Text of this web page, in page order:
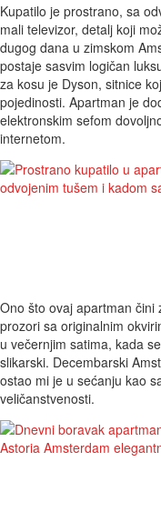
Kupatilo je prostrano, sa
mali televizor, detalj koji
dugog dana u zimskom
postaje sasvim logičan
za kosu je Dyson, sitnice
pojedinosti. Apartman je
elektronskim sefom
internetom.
Ono što ovaj apartman čini
prozori sa originalnim
u večernjim satima, kada
slikarski. Decembarski
ostao mi je u sećanju kao
veličanstvenosti.